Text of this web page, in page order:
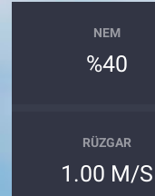
NEM
%40
RÜZGAR
1.00 M/S